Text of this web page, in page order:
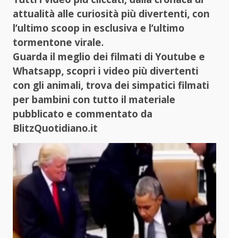
attualità alle curiosità più divertenti, con
l’ultimo scoop in esclusiva e l’ultimo
tormentone virale.
Guarda il meglio dei filmati di Youtube e
Whatsapp, scopri i video più divertenti
con gli animali, trova dei simpatici filmati
per bambini con tutto il materiale
pubblicato e commentato da
BlitzQuotidiano.it